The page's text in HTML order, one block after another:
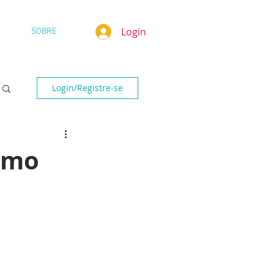
Login
SOBRE
Login/Registre-se